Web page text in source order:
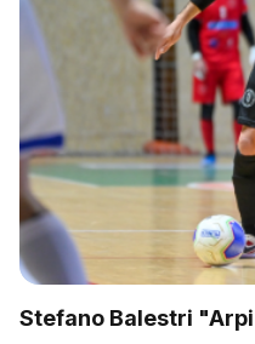
Stefano Balestri